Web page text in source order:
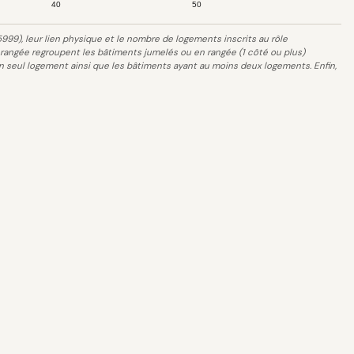
40 50
leur lien physique et le nombre de logements inscrits au rôle
regroupent les bâtiments jumelés ou en rangée (1 côté ou plus)
logement ainsi que les bâtiments ayant au moins deux logements. Enfin,